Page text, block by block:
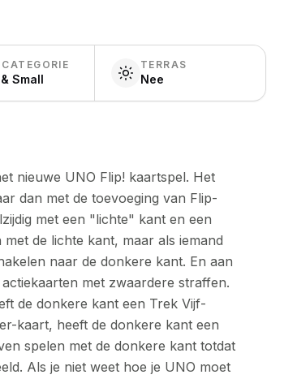
Small
TERRAS
Nee
nieuwe UNO Flip! kaartspel. Het
dan met de toevoeging van Flip-
met een "lichte" kant en een
de lichte kant, maar als iemand
naar de donkere kant. En aan
met zwaardere straffen.
de donkere kant een Trek Vijf-
kaart, heeft de donkere kant een
spelen met de donkere kant totdat
Als je niet weet hoe je UNO moet